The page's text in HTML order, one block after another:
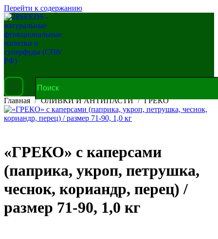
Перейти к содержанию
Главная ОЛИВКИ И АНТИПАСТИ ГРЕКО
«ГРЕКО» с каперсами
(паприка, укроп, петрушка,
чеснок, кориандр, перец) /
размер 71-90, 1,0 кг